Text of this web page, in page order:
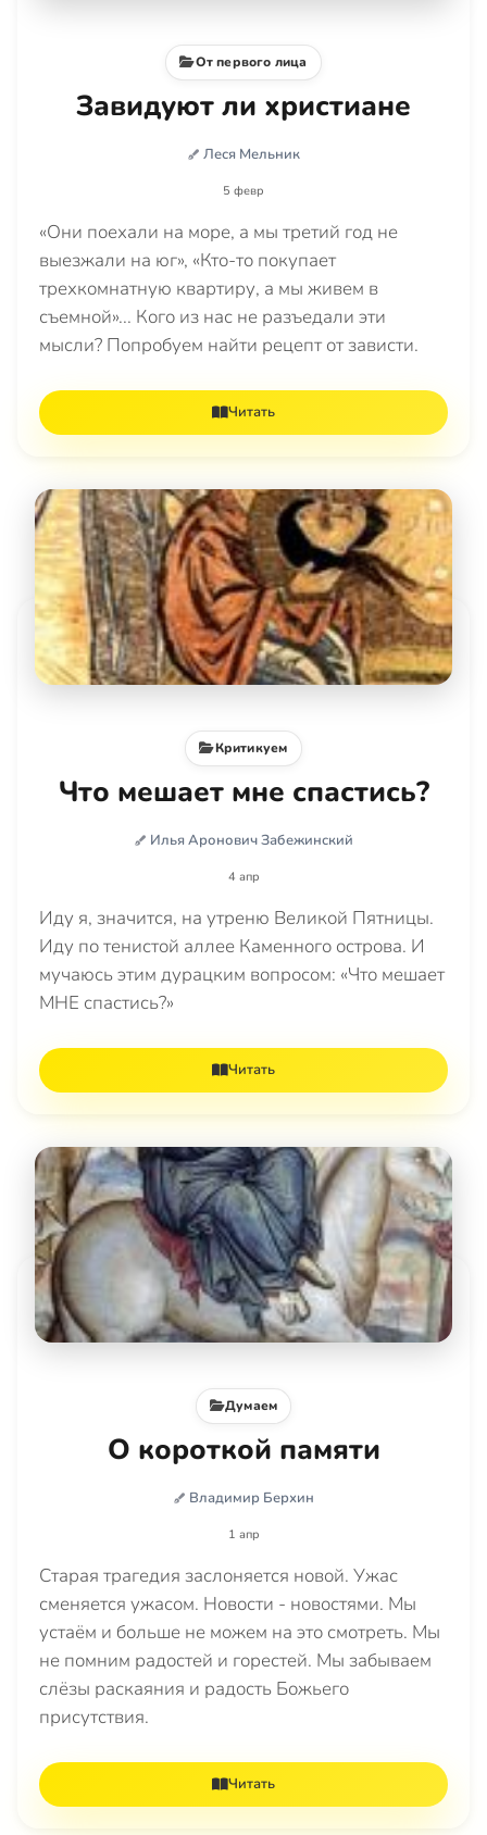
От первого лица
Завидуют ли христиане
Леся Мельник
5 февр
«Они поехали на море, а мы третий год не
выезжали на юг», «Кто-то покупает
трехкомнатную квартиру, а мы живем в
съемной»... Кого из нас не разъедали эти
мысли? Попробуем найти рецепт от зависти.
Читать
Критикуем
Что мешает мне спастись?
Илья Аронович Забежинский
4 апр
Иду я, значится, на утреню Великой Пятницы.
Иду по тенистой аллее Каменного острова. И
мучаюсь этим дурацким вопросом: «Что мешает
МНЕ спастись?»
Читать
Думаем
О короткой памяти
Владимир Берхин
1 апр
Старая трагедия заслоняется новой. Ужас
сменяется ужасом. Новости - новостями. Мы
устаём и больше не можем на это смотреть. Мы
не помним радостей и горестей. Мы забываем
слёзы раскаяния и радость Божьего
присутствия.
Читать